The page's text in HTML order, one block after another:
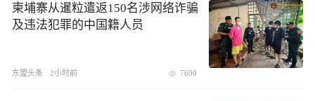
柬埔寨从暹粒遣返150名涉网络诈骗
及违法犯罪的中国籍人员
东盟头条 2小时前 7600